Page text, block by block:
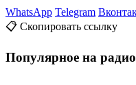
WhatsApp Telegram
📋 Скопировать ссылку
Популярное на радио